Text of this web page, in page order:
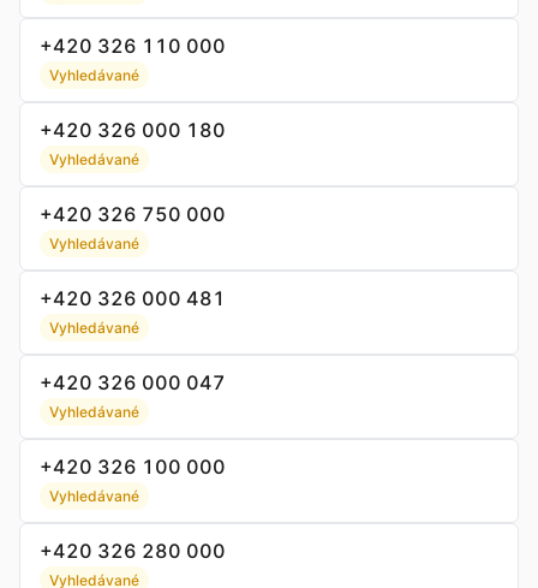
+420 326 110 000
Vyhledávané
+420 326 000 180
Vyhledávané
+420 326 750 000
Vyhledávané
+420 326 000 481
Vyhledávané
+420 326 000 047
Vyhledávané
+420 326 100 000
Vyhledávané
+420 326 280 000
Vyhledávané